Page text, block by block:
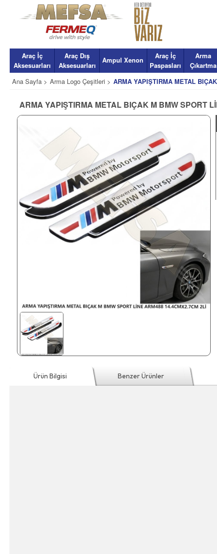
Araç İç
Aksesuarları
Araç Dış
Aksesuarları
Ampul Xenon
Araç İç
Paspasları
Arma
Çıkartma
Ana Sayfa > Arma Logo Çeşitleri > ARMA YAPIŞTIRMA METAL
ARMA YAPIŞTIRMA METAL BIÇAK M BMW SPORT
Ürün Bilgisi Benzer Ürünler